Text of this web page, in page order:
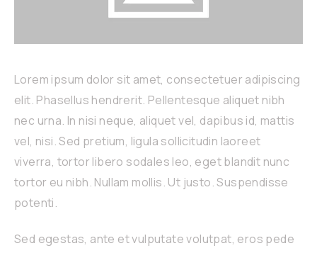
Lorem ipsum dolor sit amet, consectetuer adipiscing
elit. Phasellus hendrerit. Pellentesque aliquet nibh
nec urna. In nisi neque, aliquet vel, dapibus id, mattis
vel, nisi. Sed pretium, ligula sollicitudin laoreet
viverra, tortor libero sodales leo, eget blandit nunc
tortor eu nibh. Nullam mollis. Ut justo. Suspendisse
potenti.
Sed egestas, ante et vulputate volutpat, eros pede